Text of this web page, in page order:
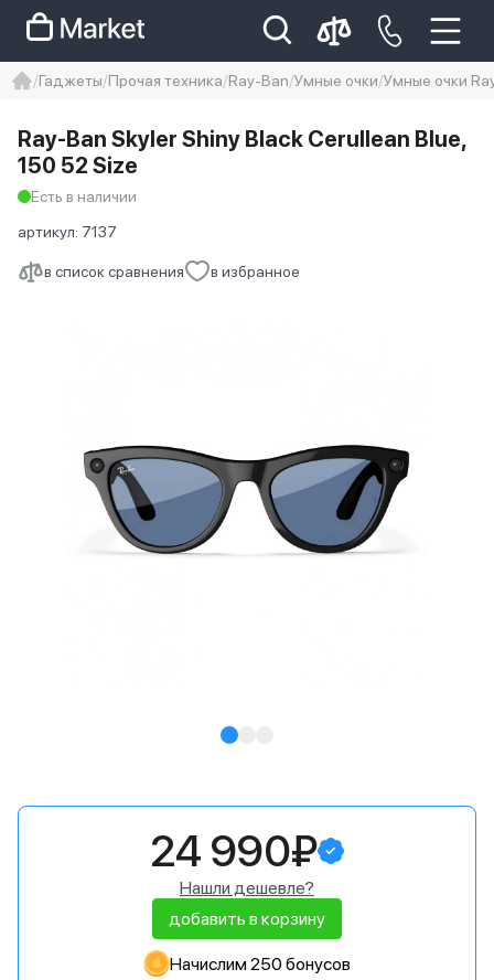
Iphone 14 pro max
айфон 14
Гаджеты Прочая техника Ray-Ban Умные очки Умные очки
в список сравнения в избранное
Ray-Ban Skyler Shiny Black Cerullean Blue,
150 52 Size
Есть в наличии
артикул: 7137
24 990₽
Нашли дешевле?
добавить в корзину
Начислим 250 бонусов